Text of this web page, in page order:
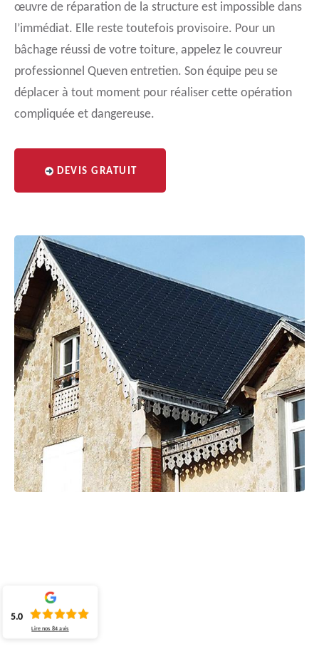
œuvre de réparation de la structure est impossible dans
l’immédiat. Elle reste toutefois provisoire. Pour un
bâchage réussi de votre toiture, appelez le couvreur
professionnel Queven entretien. Son équipe peu se
déplacer à tout moment pour réaliser cette opération
compliquée et dangereuse.
DEVIS GRATUIT
5.0
Lire nos84 avis